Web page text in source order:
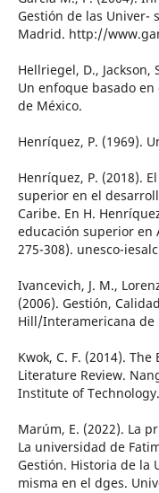
Gestión de las Univer-
Madrid. http://
Hellriegel, D., Jackson,
Un enfoque basado
de México.
Henríquez, P. (1969).
Henríquez, P. (2018).
superior en el
Caribe. En H.
educación superior en
275-308). unesco-
Ivancevich, J. M.,
(2006). Gestión,
Hill/Interamericana de
Kwok, C. F. (2014).
Literature Review.
Institute of
Marúm, E. (2022). La
La universidad de
Gestión. Historia de la
misma en el dges.